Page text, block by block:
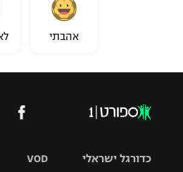
אהבתי
VOD כדורגל ישראלי